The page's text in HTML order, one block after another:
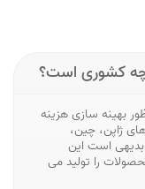
كشوری است؟
بهینه سازی هزینه
ژاپن، چین،
بدیهی است این
را تولید می